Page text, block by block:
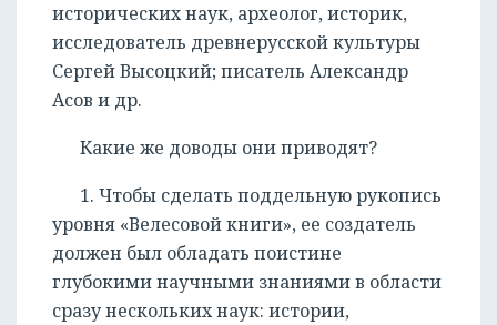
исторических наук, археолог, историк,
исследователь древнерусской культуры
Сергей Высоцкий; писатель Александр
Асов и др.
Какие же доводы они приводят?
1. Чтобы сделать поддельную рукопись
уровня «Велесовой книги», ее создатель
должен был обладать поистине
глубокими научными знаниями в области
сразу нескольких наук: истории,